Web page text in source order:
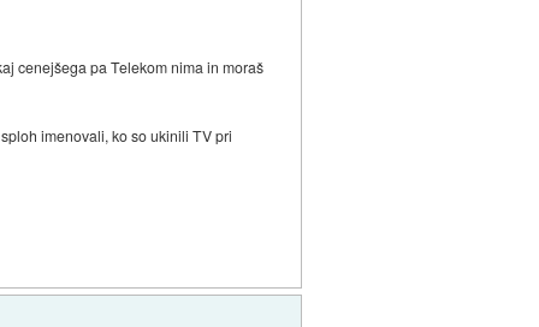
cenejšega pa Telekom nima in moraš
imenovali, ko so ukinili TV pri